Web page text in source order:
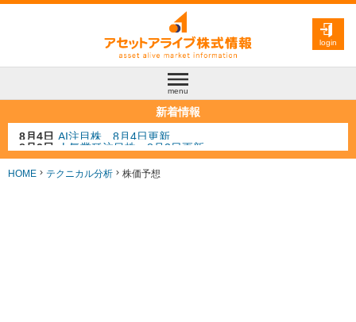
login
menu
新着情報
8月3日 人気業種注目株 8月3日更新
8月2日 金融注目株 8月2日更新
7月29日 日経225シグナル点灯
HOME テクニカル分析 株価予想